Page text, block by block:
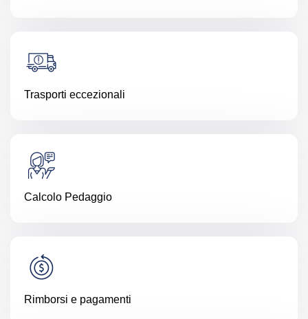
Trasporti eccezionali
Calcolo Pedaggio
Rimborsi e pagamenti